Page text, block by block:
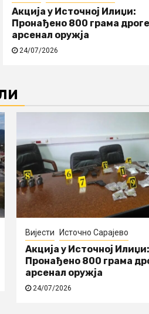
Акција у Источној Илиџи:
Пронађено 800 грама
арсенал оружја
24/07/2026
Вијести Источно Сарајево
Акција у Источној Илиџи:
Пронађено 800 грама
арсенал оружја
24/07/2026